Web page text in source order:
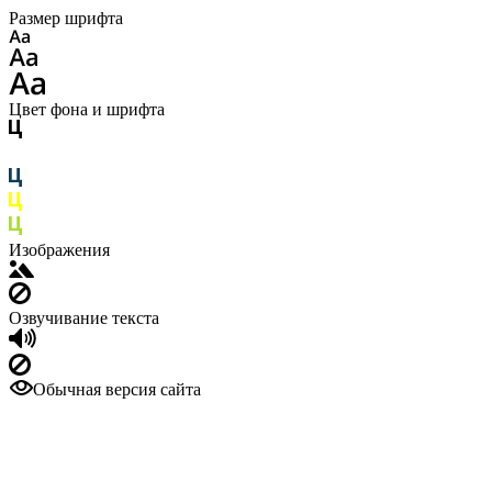
Размер шрифта
Цвет фона и шрифта
Изображения
Озвучивание текста
Обычная версия сайта